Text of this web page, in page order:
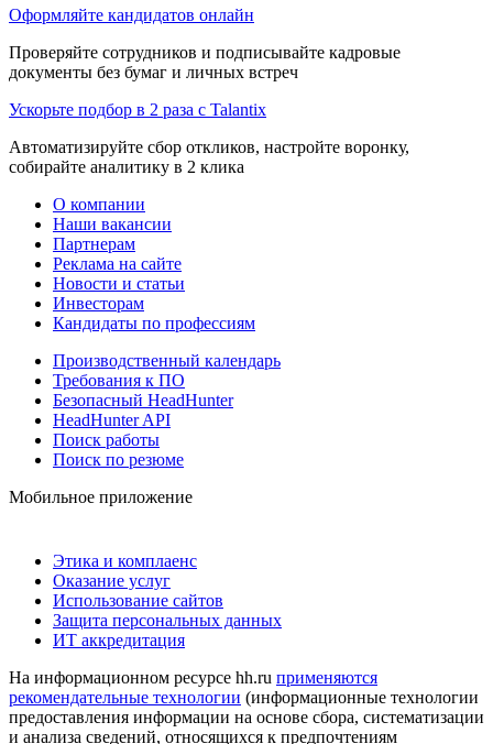
Оформляйте кандидатов онлайн
Проверяйте сотрудников и подписывайте кадровые
документы без бумаг и личных встреч
Ускорьте подбор в 2 раза с Talantix
Автоматизируйте сбор откликов, настройте воронку,
собирайте аналитику в 2 клика
О компании
Наши вакансии
Партнерам
Реклама на сайте
Новости и статьи
Инвесторам
Кандидаты по профессиям
Производственный календарь
Требования к ПО
Безопасный HeadHunter
HeadHunter API
Поиск работы
Поиск по резюме
Мобильное приложение
Этика и комплаенс
Оказание услуг
Использование сайтов
Защита персональных данных
ИТ аккредитация
На информационном ресурсе hh.ru применяются
рекомендательные технологии (информационные технологии
предоставления информации на основе сбора, систематизации
и анализа сведений, относящихся к предпочтениям